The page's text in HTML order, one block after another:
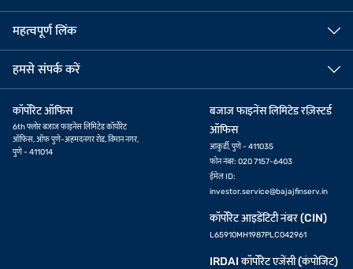
महत्वपूर्ण लिंक
हमसे संपर्क करें
कॉर्पोरेट ऑफिस
6th फ्लोर बजाज फाइनेंस लिमिटेड कॉर्पोरेट
ऑफिस, ऑफ पुणे-अहमदनगर रोड, विमान नगर,
पुणे - 411014
बजाज फाइनेंस लिमिटेड रज़िस्टर्ड
ऑफिस
आकुर्डी, पुणे - 411035
फोन नंबर: 020 7157-6403
ईमेल ID:
investor.service@bajajfinserv.in
कॉर्पोरेट आइडेंटिटी नंबर (CIN)
L65910MH1987PLC042961
IRDAI कॉर्पोरेट एजेंसी (कंपोजिट)